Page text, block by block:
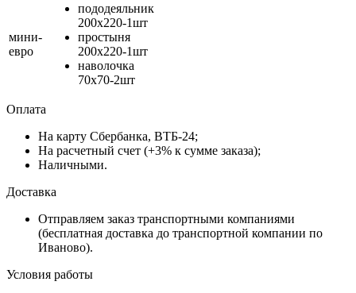
мини-
евро
пододеяльник
200х220-1шт
простыня
200х220-1шт
наволочка
70х70-2шт
Оплата
На карту Сбербанка, ВТБ-24;
На расчетный счет (+3% к сумме заказа);
Наличными.
Доставка
Отправляем заказ транспортными компаниями
(бесплатная доставка до транспортной компании по
Иваново).
Условия работы